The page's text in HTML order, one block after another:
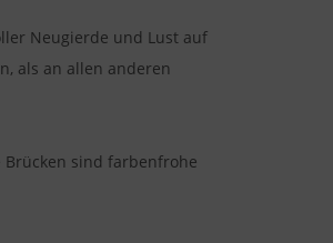
Neugierde und Lust auf
als an allen anderen
sind farbenfrohe